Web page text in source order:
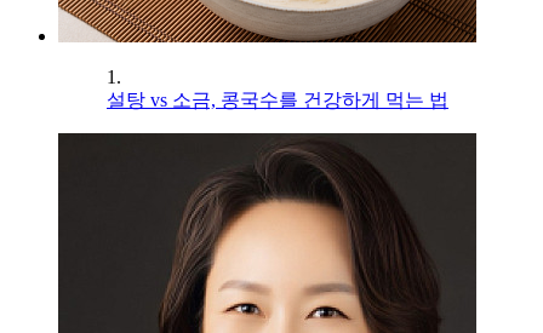
1.
설탕 vs 소금, 콩국수를 건강하게 먹는 법